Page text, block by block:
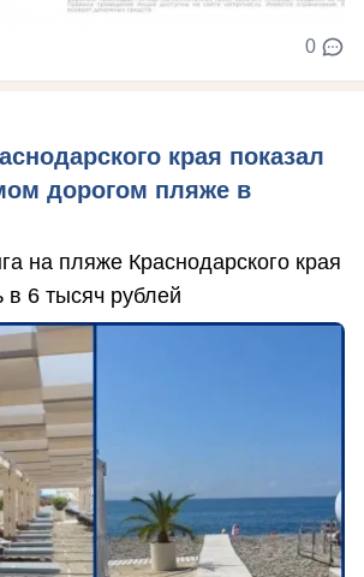
0
края показал
дорогом пляже в
на пляже Краснодарского края
в 6 тысяч рублей